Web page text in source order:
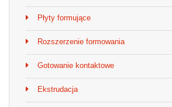
Płyty formujące
Rozszerzenie formowania
Gotowanie kontaktowe
Ekstrudacja